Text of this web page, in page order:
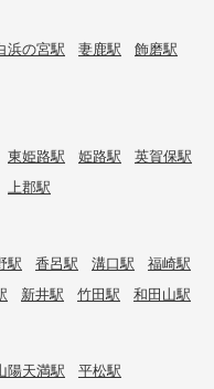
浜の宮駅 妻鹿駅
飾磨駅
東姫路駅 姫路駅
英賀保駅
上郡駅
駅 香呂駅 溝口駅
福崎駅
新井駅 竹田駅 和田山駅
陽天満駅
平松駅